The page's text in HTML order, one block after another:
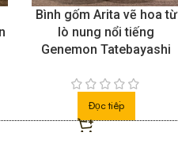
Bộ đĩa và bát hoa gốm
Arita từ lò gốm Tachikichi
(1752)
Đọc tiếp